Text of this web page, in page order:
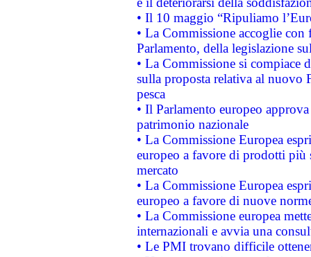
• Il 10 maggio “Ripuliamo
• La Commissione accoglie
Parlamento, della legislazione
• La Commissione si compiace
sulla proposta relativa al nuovo
pesca
• Il Parlamento europeo
patrimonio nazionale
• La Commissione Europea
europeo a favore di prodotti
mercato
• La Commissione Europea
europeo a favore di nuove
• La Commissione europea
internazionali e avvia una
• Le PMI trovano difficile